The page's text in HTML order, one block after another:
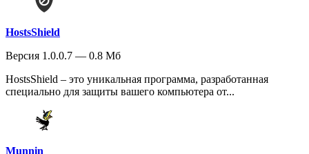
HostsShield
Версия 1.0.0.7 — 0.8 Мб
HostsShield – это уникальная программа, разработанная
специально для защиты вашего компьютера от...
Munnin